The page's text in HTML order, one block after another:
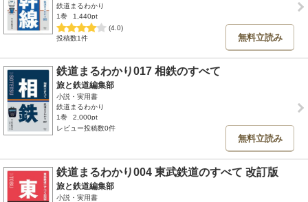
鉄道まるわかり
1巻
1,440pt
(4.0)
投稿数1件
無料立読み
鉄道まるわかり017 相鉄のすべて
旅と鉄道編集部
小説・実用書
鉄道まるわかり
1巻
2,000pt
レビュー投稿数0件
無料立読み
鉄道まるわかり004 東武鉄道のすべて 改訂版
旅と鉄道編集部
小説・実用書